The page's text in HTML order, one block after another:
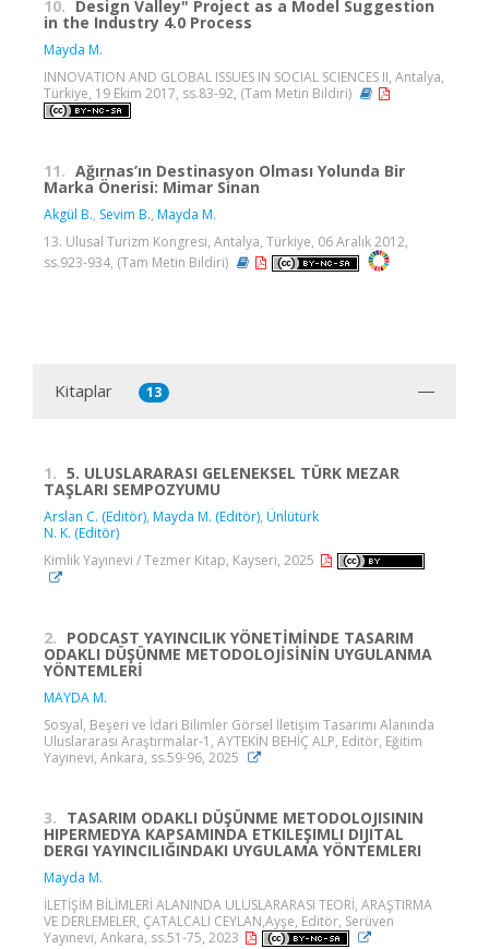
10. Design Valley" Project as a Model Suggestion
in the Industry 4.0 Process
Mayda M.
INNOVATION AND GLOBAL ISSUES IN SOCIAL SCIENCES II, Antalya,
Türkiye, 19 Ekim 2017, ss.83-92, (Tam Metin Bildiri)
11. Ağırnas’ın Destinasyon Olması Yolunda Bir
Marka Önerisi: Mimar Sinan
Akgül B., Sevim B., Mayda M.
13. Ulusal Turizm Kongresi, Antalya, Türkiye, 06 Aralık 2012,
ss.923-934, (Tam Metin Bildiri)
Kitaplar 13
1. 5. ULUSLARARASI GELENEKSEL TÜRK MEZAR
TAŞLARI SEMPOZYUMU
Arslan C. (Editör), Mayda M. (Editör), Ünlütürk
N. K. (Editör)
Kimlik Yayınevi / Tezmer Kitap, Kayseri, 2025
2. PODCAST YAYINCILIK YÖNETİMİNDE TASARIM
ODAKLI DÜŞÜNME METODOLOJİSİNİN UYGULANMA
YÖNTEMLERİ
MAYDA M.
Sosyal, Beşeri ve İdari Bilimler Görsel İletişim Tasarımı Alanında
Uluslararası Araştırmalar-1, AYTEKİN BEHİÇ ALP, Editör, Eğitim
Yayınevi, Ankara, ss.59-96, 2025
3. TASARIM ODAKLI DÜŞÜNME METODOLOJISININ
HIPERMEDYA KAPSAMINDA ETKILEŞIMLI DIJITAL
DERGI YAYINCILIĞINDAKI UYGULAMA YÖNTEMLERI
Mayda M.
İLETİŞİM BİLİMLERİ ALANINDA ULUSLARARASI TEORİ, ARAŞTIRMA
VE DERLEMELER, ÇATALCALI CEYLAN,Ayşe, Editör, Serüven
Yayınevi, Ankara, ss.51-75, 2023